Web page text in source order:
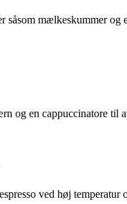
mælkeskummer og
og en cappuccinatore til
ved høj